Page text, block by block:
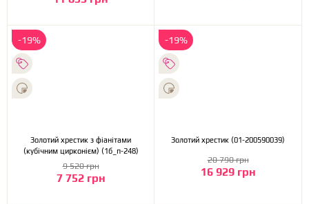
-19%
Золотий хрестик з фіанітами
(кубічним цирконієм) (1б_п-248)
7 752 грн
9 520 грн
-19%
Золотий хрестик (01-200590039)
16 929 грн
20 790 грн